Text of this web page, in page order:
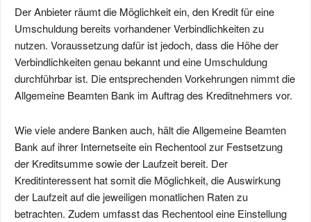
Der Anbieter räumt die Möglichkeit ein, den Kredit für eine
Umschuldung bereits vorhandener Verbindlichkeiten zu
nutzen. Voraussetzung dafür ist jedoch, dass die Höhe der
Verbindlichkeiten genau bekannt und eine Umschuldung
durchführbar ist. Die entsprechenden Vorkehrungen nimmt die
Allgemeine Beamten Bank im Auftrag des Kreditnehmers vor.
Wie viele andere Banken auch, hält die Allgemeine Beamten
Bank auf ihrer Internetseite ein Rechentool zur Festsetzung
der Kreditsumme sowie der Laufzeit bereit. Der
Kreditinteressent hat somit die Möglichkeit, die Auswirkung
der Laufzeit auf die jeweiligen monatlichen Raten zu
betrachten. Zudem umfasst das Rechentool eine Einstellung